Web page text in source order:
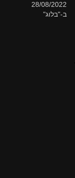
28/08/2022
ב-"בלוג"